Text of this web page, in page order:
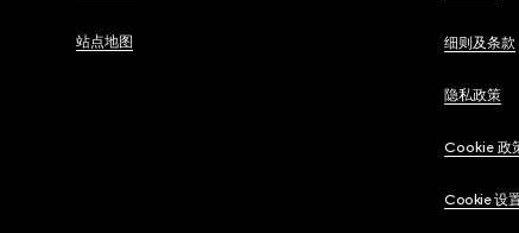
站点地图 细则及条款
隐私政策
Cookie 政
Cookie 设